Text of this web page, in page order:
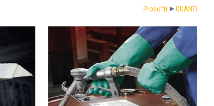
Prodotti GUANTI